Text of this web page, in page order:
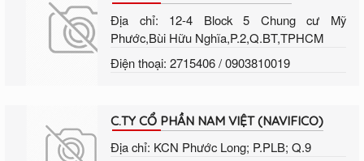
Địa chỉ: 12-4 Block 5 Chung cư Mỹ
Phước,Bùi Hữu Nghĩa,P.2,Q.BT,TPHCM
Điện thoại: 2715406 / 0903810019
C.TY CỔ PHẦN NAM VIỆT (NAVIFICO)
Địa chỉ: KCN Phước Long; P.PLB; Q.9